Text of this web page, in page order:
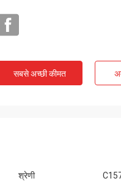
सबसे अच्छी कीमत
श्रेणी